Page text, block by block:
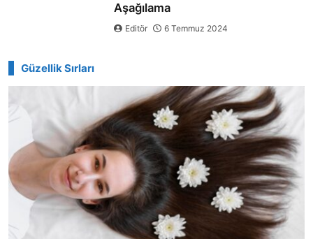
Aşağılama
Editör 6 Temmuz 2024
Güzellik Sırları